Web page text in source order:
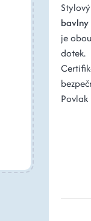
bavlny
je
dotek.
Povlak